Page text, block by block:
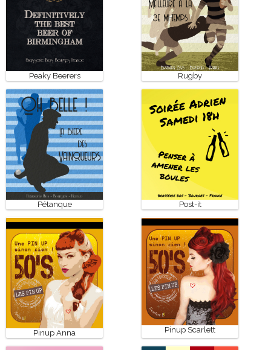
Peaky Beerers Rugby
Pétanque Post-it
Pinup Anna Pinup Scarlett